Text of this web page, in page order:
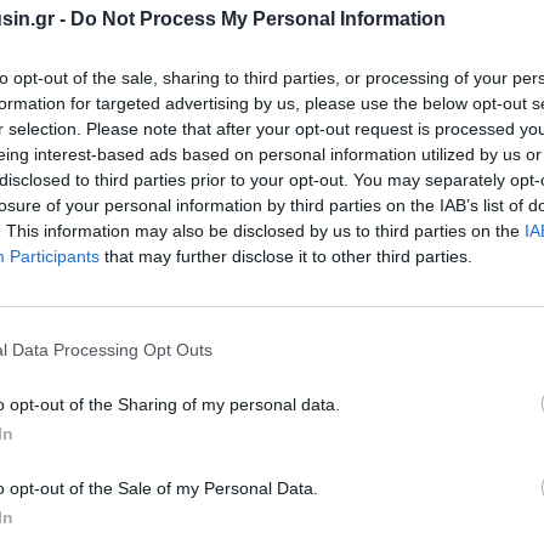
- Do Not Process My Personal Information
opt-out of the sale, sharing to third parties, or processing of your
for targeted advertising by us, please use the below opt-out
selection. Please note that after your opt-out request is processed
interest-based ads based on personal information utilized by us
to third parties prior to your opt-out. You may separately
of your personal information by third parties on the IAB’s list of
This information may also be disclosed by us to third parties on the
Participants that may further disclose it to other third parties.
Data Processing Opt Outs
opt-out of the Sharing of my personal data.
opt-out of the Sale of my Personal Data.
σε μια περίοδο κατά την οποία οι μεταφορικές
να περιορίσουν την εξάρτησή τους από το
ενέργειας και οι αυξημένες τιμές των καυσίμων,
κόστος των στόλων, στρέφοντας το ενδιαφέρον όλο
ηλεκτρικές λύσεις.